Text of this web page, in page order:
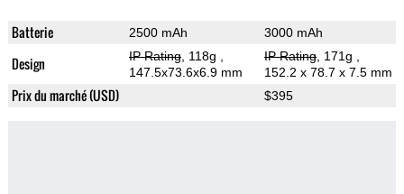
Batterie 2500 mAh 3000 mAh
Design IP Rating, 118g
147.5x73.6x6.9 mm
IP Rating, 171g
152.2 x 78.7 x 7.5 mm
Prix du marché (USD) $395